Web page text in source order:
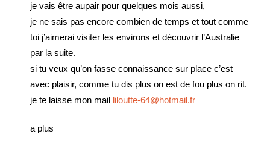
je vais être aupair pour quelques mois aussi,
je ne sais pas encore combien de temps et tout comme
toi j’aimerai visiter les environs et découvrir l’Australie
par la suite.
si tu veux qu’on fasse connaissance sur place c’est
avec plaisir, comme tu dis plus on est de fou plus on rit.
je te laisse mon mail liloutte-64@hotmail.fr
a plus